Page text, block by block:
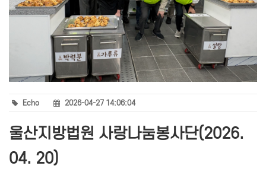
Echo 2026-04-27 14:06:04
울산지방법원 사랑나눔봉사단(2026.
04. 20)